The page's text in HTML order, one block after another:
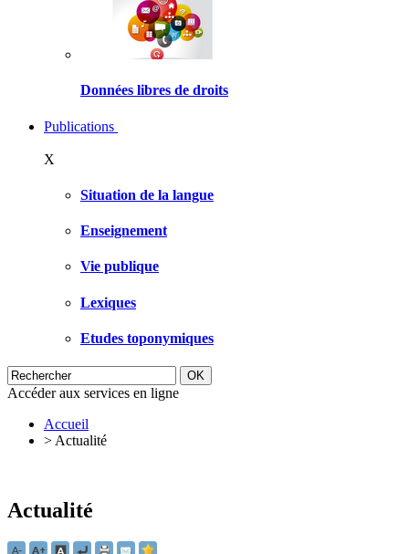
Données libres de droits
Publications
X
Situation de la langue
Enseignement
Vie publique
Lexiques
Etudes toponymiques
Accéder aux services en ligne
Accueil
> Actualité
Actualité